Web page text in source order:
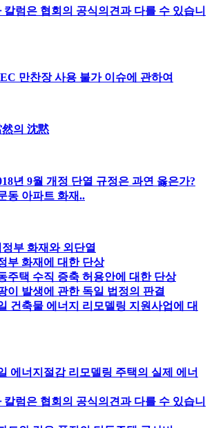
칼럼은 협회의 공식의견과 다를 수 있습니
만찬장 사용 불가 이슈에 관하여
然의 沈黙
년 9월 개정 단열 규정은 과연 옳은가?
동 아파트 화재..
정부 화재와 외단열
부 화재에 대한 단상
주택 수직 증축 허용안에 대한 단상
이 발생에 관한 독일 법정의 판결
건축물 에너지 리모델링 지원사업에 대
에너지절감 리모델링 주택의 실제 에너
칼럼은 협회의 공식의견과 다를 수 있습니